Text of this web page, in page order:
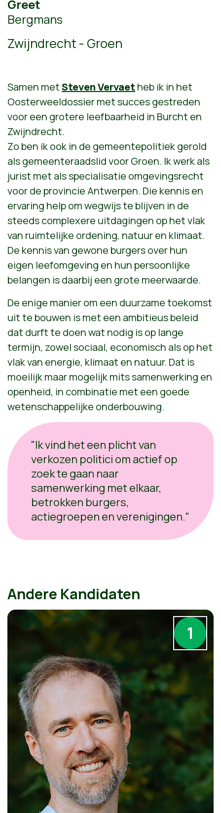
Greet
Bergmans
Zwijndrecht - Groen
Samen metSteven Vervaet heb ik in het
Oosterweeldossier met succes gestreden
voor een grotere leefbaarheid in Burcht en
Zwijndrecht.
Zo ben ik ook in de gemeentepolitiek gerold
als gemeenteraadslid voor Groen. Ik werk als
jurist met als specialisatie omgevingsrecht
voor de provincie Antwerpen. Die kennis en
ervaring help om wegwijs te blijven in de
steeds complexere uitdagingen op het vlak
van ruimtelijke ordening, natuur en klimaat.
De kennis van gewone burgers over hun
eigen leefomgeving en hun persoonlijke
belangen is daarbij een grote meerwaarde.
De enige manier om een duurzame toekomst
uit te bouwen is met een ambitieus beleid
dat durft te doen wat nodig is op lange
termijn, zowel sociaal, economisch als op het
vlak van energie, klimaat en natuur. Dat is
moeilijk maar mogelijk mits samenwerking en
openheid, in combinatie met een goede
wetenschappelijke onderbouwing.
"Ik vind het een plicht van
verkozen politici om actief op
zoek te gaan naar
samenwerking met elkaar,
betrokken burgers,
actiegroepen en verenigingen."
Andere Kandidaten
1